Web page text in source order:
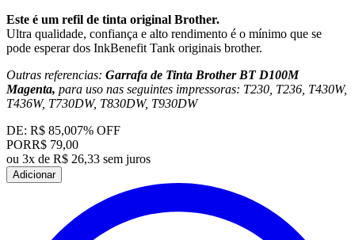
Este é um refil de tinta original Brother.
Ultra qualidade, confiança e alto rendimento é o mínimo que se
pode esperar dos InkBenefit Tank originais brother.
Outras referencias: Garrafa de Tinta Brother BT D100M
Magenta, para uso nas seguintes impressoras: T230, T236, T430W,
T436W, T730DW, T830DW, T930DW
DE: R$ 85,007% OFF
PORR$ 79,00
ou 3x de R$ 26,33 sem juros
Adicionar